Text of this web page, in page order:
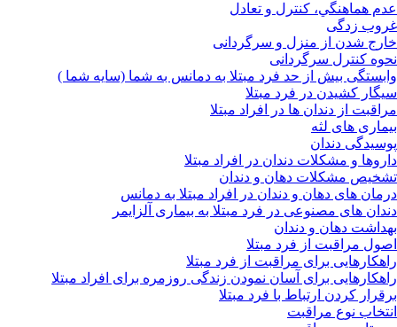
عدم هماهنگي، كنترل و تعادل
غروب زدگی
خارج شدن از منزل و سرگردانی
نحوه کنترل سرگردانی
وابستگی بیش از حد فرد مبتلا به دمانس به شما (سایه شما )
سیگار کشیدن در فرد مبتلا
مراقبت از دندان ها در افراد مبتلا
بیماری های لثه
پوسیدگی دندان
داروها و مشکلات دندان در افراد مبتلا
تشخیص مشکلات دهان و دندان
درمان های دهان و دندان در افراد مبتلا به دمانس
دندان های مصنوعی در فرد مبتلا به بیماری آلزایمر
بهداشت دهان و دندان
اصول مراقبت از فرد مبتلا
راهکارهایی برای مراقبت از فرد مبتلا
راهکارهایی برای آسان نمودن زندگی روزمره برای افراد مبتلا
برقرار کردن ارتباط با فرد مبتلا
انتخاب نوع مراقبت